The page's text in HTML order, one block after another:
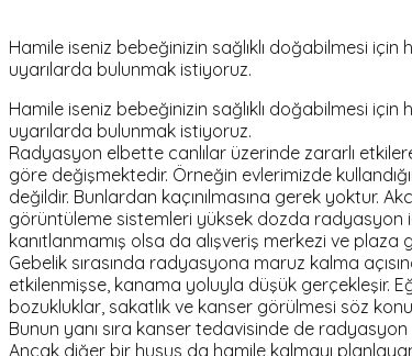
Hamile iseniz bebeğinizin sağlıklı doğabilmesi
uyarılarda bulunmak istiyoruz.
Hamile iseniz bebeğinizin sağlıklı doğabilmesi
uyarılarda bulunmak istiyoruz.
Radyasyon elbette canlılar üzerinde zararlı
göre değişmektedir. Örneğin evlerimizde
değildir. Bunlardan kaçınılmasına gerek yoktur.
görüntüleme sistemleri yüksek dozda radyasyon
kanıtlanmamış olsa da alışveriş merkezi ve plaza
Gebelik sırasında radyasyona maruz kalma
etkilenmişse, kanama yoluyla düşük gerçekleşir.
bozukluklar, sakatlık ve kanser görülmesi söz
Bunun yanı sıra kanser tedavisinde de
Ancak diğer bir husus da hamile kalmayı